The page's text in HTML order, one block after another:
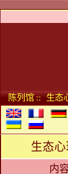
陈列馆 :: 生态
生态
内